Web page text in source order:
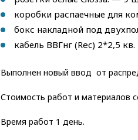
коробки распаечные для
бокс накладной под
кабель ВВГнг (Rec) 2*2,5
Выполнен новый ввод от
Стоимость работ и материалов
Время работ 1 день.